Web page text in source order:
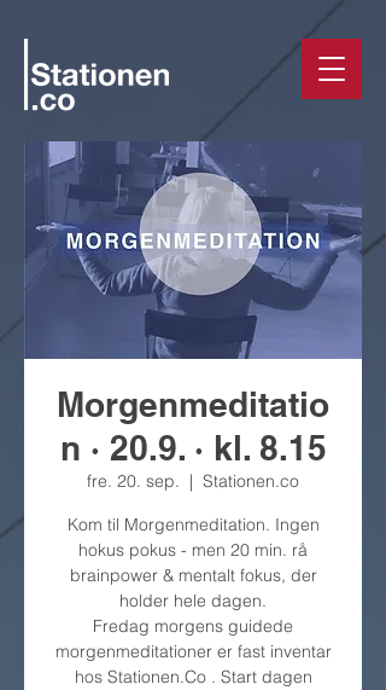
Morgenmeditatio
n · 20.9. · kl. 8.15
fre. 20. sep.
  |
Stationen.co
Kom til Morgenmeditation. Ingen
hokus pokus - men 20 min. rå
brainpower & mentalt fokus, der
holder hele dagen.
Fredag morgens guidede
morgenmeditationer er fast inventar
hos Stationen.Co . Start dagen